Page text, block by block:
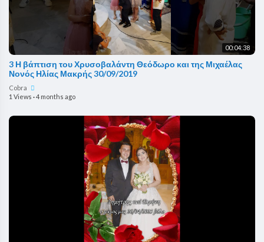
00:04:38
3 Η βάπτιση του Χρυσοβαλάντη Θεόδωρο και της Μιχαέλας
Νονός Ηλίας Μακρής 30/09/2019
Cobra
1 Views ·4 months ago